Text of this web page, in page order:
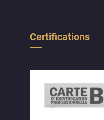
Certifications